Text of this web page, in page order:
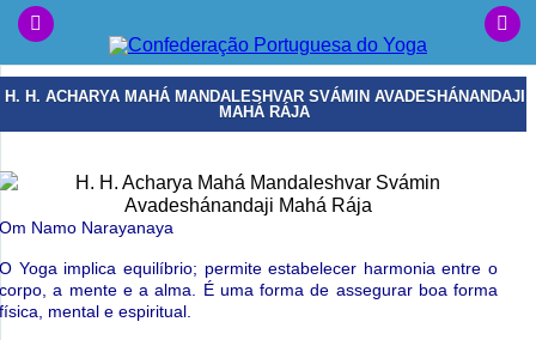
H. H. ACHARYA MAHÁ MANDALESHVAR SVÁMIN AVADESHÁNANDAJI
MAHÁ RÁJA
Om Namo Narayanaya
O Yoga implica equilíbrio; permite estabelecer harmonia entre o
corpo, a mente e a alma. É uma forma de assegurar boa forma
física, mental e espiritual.